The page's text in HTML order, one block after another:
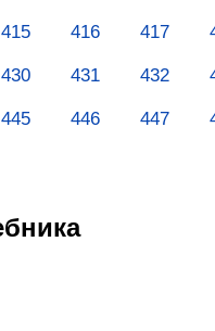
415 416 417
430 431 432
445 446 447